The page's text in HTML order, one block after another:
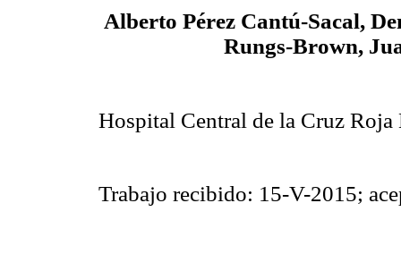
Alberto Pérez Cantú-Sacal,
Rungs-Brown,
Hospital Central de la Cruz
Trabajo recibido: 15-V-2015;